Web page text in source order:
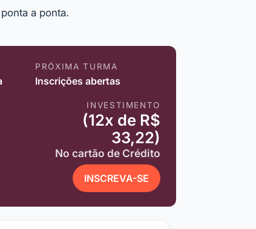
a ponta.
PRÓXIMA TURMA
Inscrições abertas
INVESTIMENTO
(12x de R$
33,22)
No cartão de Crédito
INSCREVA-SE